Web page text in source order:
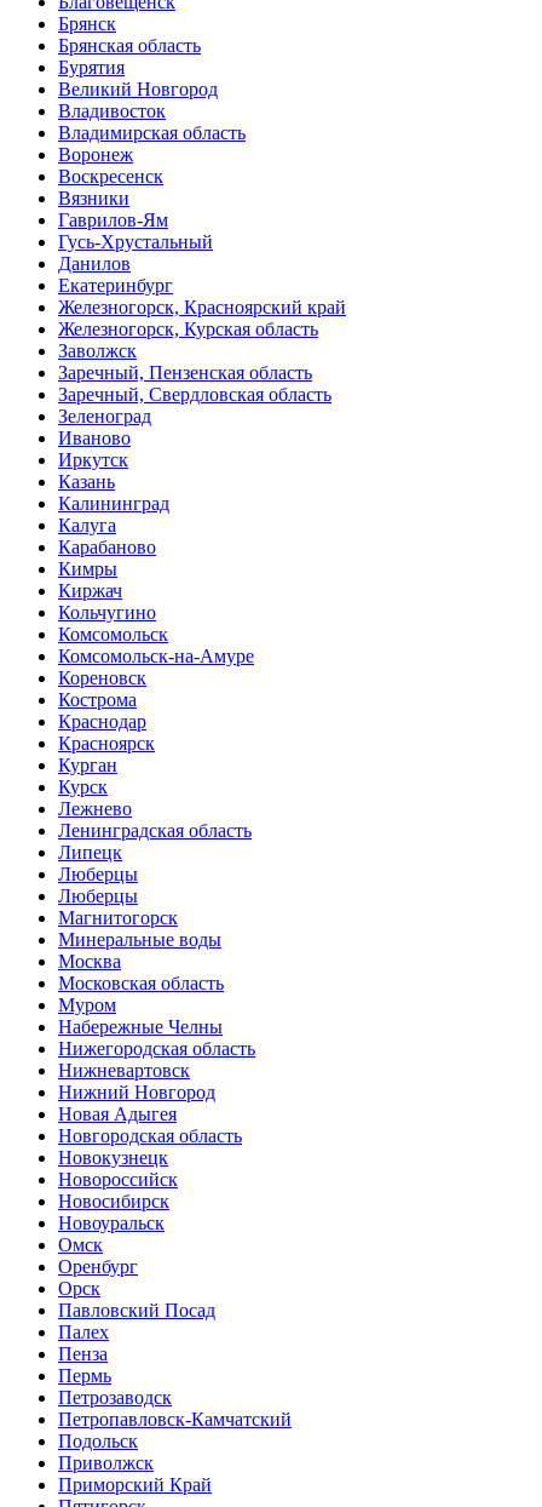
Брянск
Брянская область
Бурятия
Великий Новгород
Владивосток
Владимирская область
Воронеж
Воскресенск
Вязники
Гаврилов-Ям
Гусь-Хрустальный
Данилов
Екатеринбург
Железногорск, Красноярский край
Железногорск, Курская область
Заволжск
Заречный, Пензенская область
Заречный, Свердловская область
Зеленоград
Иваново
Иркутск
Казань
Калининград
Калуга
Карабаново
Кимры
Киржач
Кольчугино
Комсомольск
Комсомольск-на-Амуре
Кореновск
Кострома
Краснодар
Красноярск
Курган
Курск
Лежнево
Ленинградская область
Липецк
Люберцы
Люберцы
Магнитогорск
Минеральные воды
Москва
Московская область
Муром
Набережные Челны
Нижегородская область
Нижневартовск
Нижний Новгород
Новая Адыгея
Новгородская область
Новокузнецк
Новороссийск
Новосибирск
Новоуральск
Омск
Оренбург
Орск
Павловский Посад
Палех
Пенза
Пермь
Петрозаводск
Петропавловск-Камчатский
Подольск
Приволжск
Приморский Край